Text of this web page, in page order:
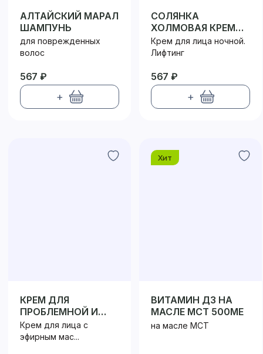
АЛТАЙСКИЙ МАРАЛ
ШАМПУНЬ
для поврежденных
волос
567 ₽
+
СОЛЯНКА
ХОЛМОВАЯ КРЕМ
ДЛЯ ЛИЦА НОЧНОЙ
Крем для лица ночной.
Лифтинг
567 ₽
+
КРЕМ ДЛЯ
ПРОБЛЕМНОЙ И
КОМБИНИРОВАННОЙ
КОЖИ
Крем для лица с
эфирным мас...
Хит
ВИТАМИН Д3 НА
МАСЛЕ МСТ 500МЕ
на масле МСТ